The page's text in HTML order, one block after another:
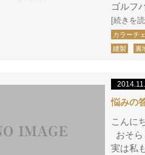
ゴルフ
[続きを
カラーチ
縫製
裏
悩みの
こんに
おそ
実は私